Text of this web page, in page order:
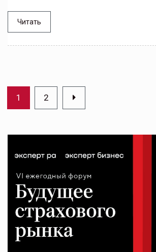
Читать
1 2